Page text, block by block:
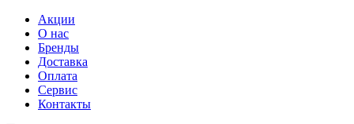
Акции
О нас
Бренды
Доставка
Оплата
Сервис
Контакты